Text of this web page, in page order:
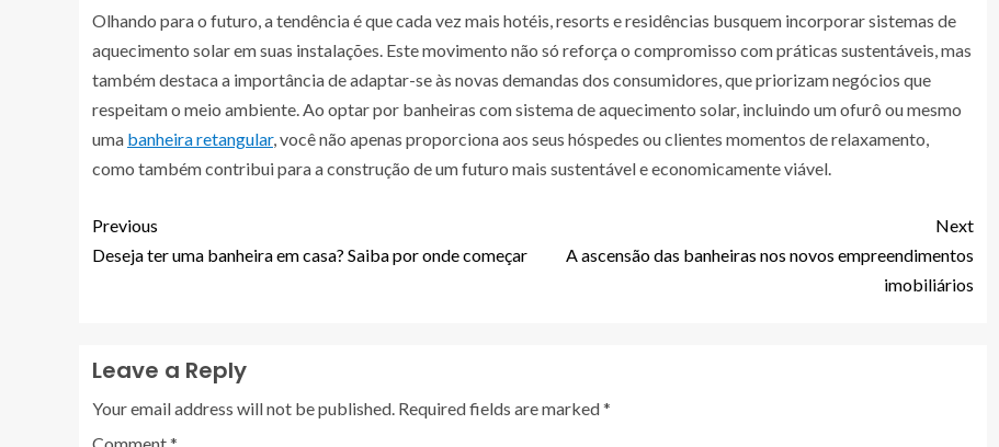
Olhando para o futuro, a tendência é que cada vez mais hotéis, resorts e residências busquem incorporar sistemas de
aquecimento solar em suas instalações. Este movimento não só reforça o compromisso com práticas sustentáveis, mas
também destaca a importância de adaptar-se às novas demandas dos consumidores, que priorizam negócios que
respeitam o meio ambiente. Ao optar por banheiras com sistema de aquecimento solar, incluindo um ofurô ou mesmo
uma banheira retangular, você não apenas proporciona aos seus hóspedes ou clientes momentos de relaxamento,
como também contribui para a construção de um futuro mais sustentável e economicamente viável.
Previous
Deseja ter uma banheira em casa? Saiba por onde começar
Next
A ascensão das banheiras nos novos empreendimentos
imobiliários
Leave a Reply
Your email address will not be published. Required fields are marked*